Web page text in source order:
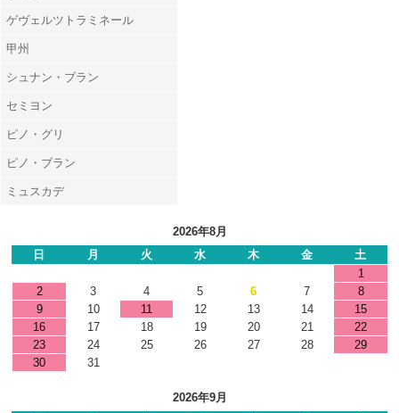
ゲヴェルツトラミネール
甲州
シュナン・ブラン
セミヨン
ピノ・グリ
ピノ・ブラン
ミュスカデ
2026年8月
日
月 火 水 木 金
土
1
2
3 4 5 6 7
8
9
10 11 12 13 14
15
16
17 18 19 20 21
22
23
24 25 26 27 28
29
30
31
2026年9月